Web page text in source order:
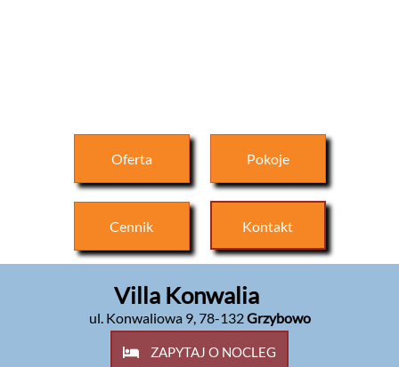
Oferta Pokoje
Cennik Kontakt
Villa Konwalia
ul. Konwaliowa 9,78-132Grzybowo
ZAPYTAJ O NOCLEG